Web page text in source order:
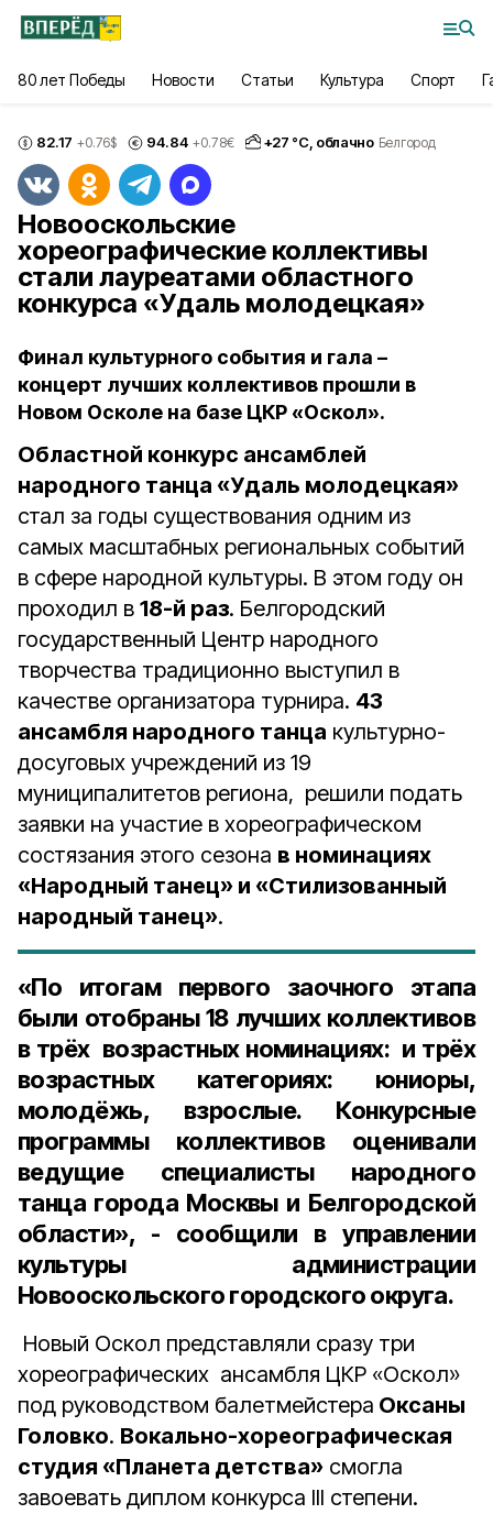
80 лет Победы Новости Статьи Культура Спорт
82.17 +0.76$ 94.84 +0.78€ +27 °С, облачно Белгород
Новооскольские
хореографические коллективы
стали лауреатами областного
конкурса «Удаль молодецкая»
Финал культурного события и гала –
концерт лучших коллективов прошли в
Новом Осколе на базе ЦКР «Оскол».
Областной конкурс ансамблей
народного танца «Удаль молодецкая»
стал за годы существования одним из
самых масштабных региональных событий
в сфере народной культуры. В этом году он
проходил в 18-й раз. Белгородский
государственный Центр народного
творчества традиционно выступил в
качестве организатора турнира. 43
ансамбля народного танца культурно-
досуговых учреждений из 19
муниципалитетов региона, решили подать
заявки на участие в хореографическом
состязания этого сезона в номинациях
«Народный танец» и «Стилизованный
народный танец».
«По итогам первого заочного этапа
были отобраны18 лучших коллективов
в трёх возрастных номинациях: и трёх
возрастных категориях: юниоры,
молодёжь, взрослые. Конкурсные
программы коллективов оценивали
ведущие специалисты народного
танца города Москвы и Белгородской
области», - сообщили в управлении
культуры администрации
Новооскольского городского округа.
Новый Оскол представляли сразу три
хореографических ансамбля ЦКР «Оскол»
под руководством балетмейстера Оксаны
Головко. Вокально-хореографическая
студия «Планета детства» смогла
завоевать диплом конкурса III степени.